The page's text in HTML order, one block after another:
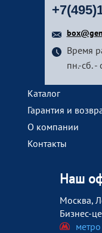
Время
пн.-сб.
Каталог
Гарантия и
О компании
Контакты
Наш
Москва,
Бизнес-